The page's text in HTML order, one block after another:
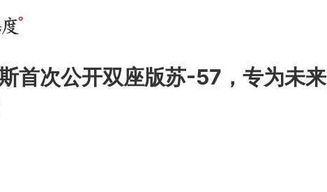
首次公开双座版苏-57，专为未来